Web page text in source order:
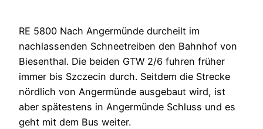
RE 5800 Nach Angermünde durcheilt im
nachlassenden Schneetreiben den Bahnhof von
Biesenthal. Die beiden GTW 2/6 fuhren früher
immer bis Szczecin durch. Seitdem die Strecke
nördlich von Angermünde ausgebaut wird, ist
aber spätestens in Angermünde Schluss und es
geht mit dem Bus weiter.